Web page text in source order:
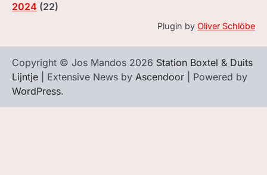
2024 (22)
Plugin by Oliver Schlöbe
Copyright © Jos Mandos 2026 Station Boxtel & Duits
Lijntje | Extensive News by Ascendoor | Powered by
WordPress.